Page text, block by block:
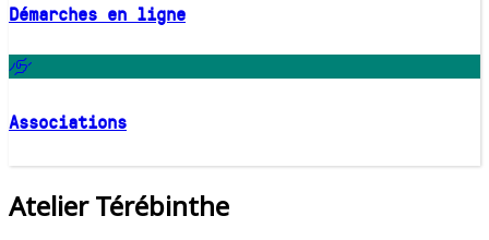
Démarches en ligne
Associations
Atelier Térébinthe